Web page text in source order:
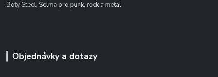
Boty Steel, Selma pro punk, rock a metal
Objednávky a dotazy